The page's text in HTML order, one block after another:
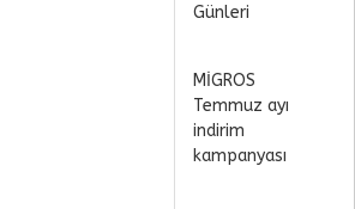
Günleri
MİGROS
Temmuz ayı
indirim
kampanyası